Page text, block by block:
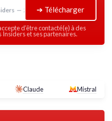
— 2026➔ Télécharger
d’être contacté(e) à des
et ses partenaires.
Claude Mistral